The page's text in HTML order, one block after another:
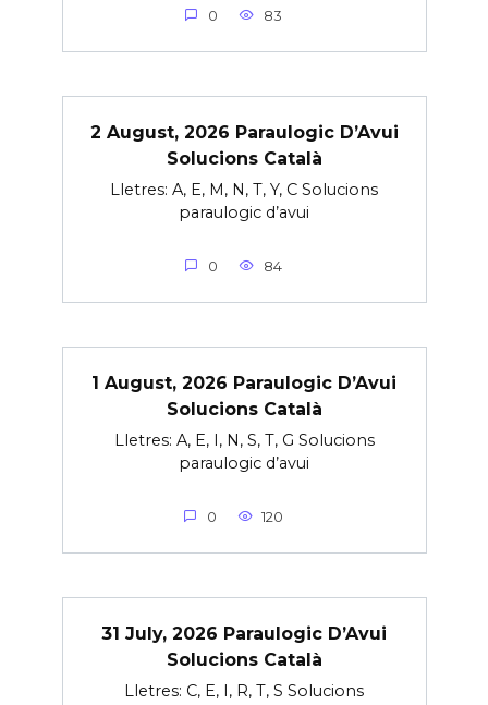
0 83
2 August, 2026 Paraulogic D’Avui
Solucions Català
Lletres: A, E, M, N, T, Y, C Solucions
paraulogic d’avui
0 84
1 August, 2026 Paraulogic D’Avui
Solucions Català
Lletres: A, E, I, N, S, T, G Solucions
paraulogic d’avui
0 120
31 July, 2026 Paraulogic D’Avui
Solucions Català
Lletres: C, E, I, R, T, S Solucions